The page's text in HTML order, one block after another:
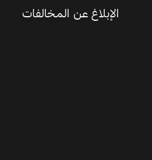
الإبلاغ عن المخالفات